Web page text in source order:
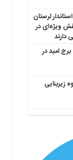
لرستان
ویژه‌ای در
دارند
امید در
زیربنایی